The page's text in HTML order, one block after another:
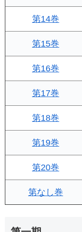
第14巻
第15巻
第16巻
第17巻
第18巻
第19巻
第20巻
第なし巻